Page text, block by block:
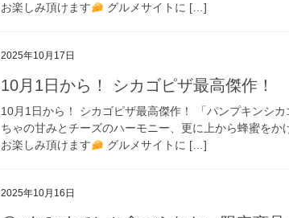
お楽しみ頂けます
グルメサイトに […]
2025年10月17日
10月1日から！ シカゴピザ最高傑作！
10月1日から！ シカゴピザ最高傑作！ 「パンプキン
ちゃの甘みとチーズのハーモニー、更に上から蜂蜜をか
お楽しみ頂けます
グルメサイトに […]
2025年10月16日